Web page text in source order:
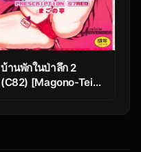
บ้านพักในป่าลึก 2
(C82) [Magono-Tei